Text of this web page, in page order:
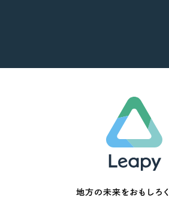
地方の未来をおもしろく